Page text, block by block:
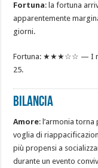
Fortuna: la fortuna
apparentemente
giorni.
Fortuna: ★★★☆☆ — I
25.
BILANCIA
Amore: l’armonia
voglia di
più propensi a
durante un evento